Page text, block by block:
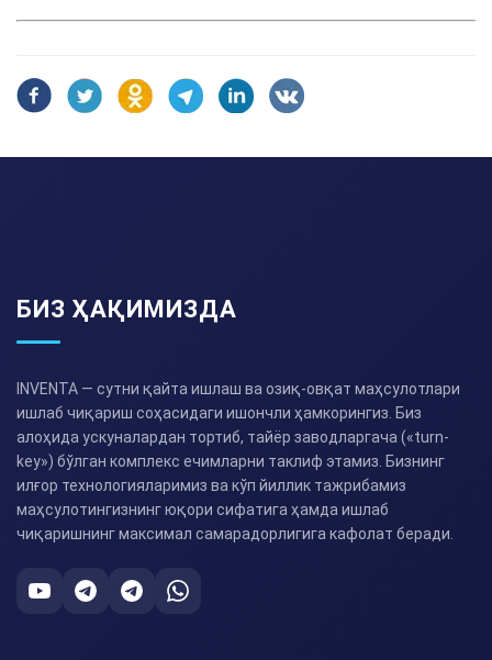
БИЗ ҲАҚИМИЗДА
INVENTA — сутни қайта ишлаш ва озиқ-овқат маҳсулотлари
ишлаб чиқариш соҳасидаги ишончли ҳамкорингиз. Биз
алоҳида ускуналардан тортиб, тайёр заводларгача («turn-
key») бўлган комплекс ечимларни таклиф этамиз. Бизнинг
илғор технологияларимиз ва кўп йиллик тажрибамиз
маҳсулотингизнинг юқори сифатига ҳамда ишлаб
чиқаришнинг максимал самарадорлигига кафолат беради.